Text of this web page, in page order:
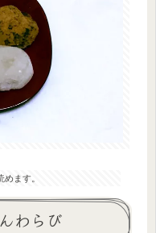
めます。
わらび